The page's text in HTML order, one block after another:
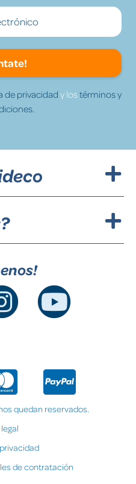
de privacidad y lostérminos y
quedan reservados.
de contratación